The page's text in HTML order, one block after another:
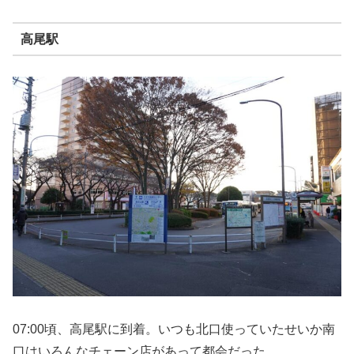
高尾駅
07:00頃、高尾駅に到着。いつも北口使っていたせいか南